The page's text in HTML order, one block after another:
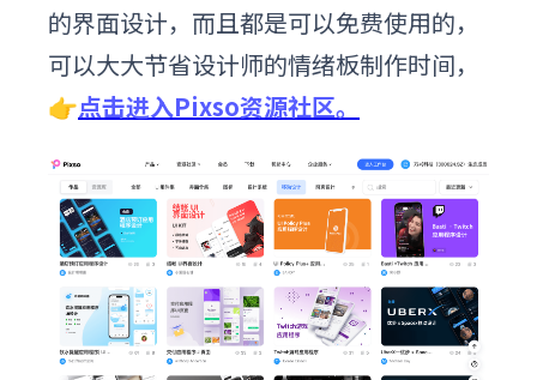
的界面设计，而且都是可以免费使用的，
可以大大节省设计师的情绪板制作时间，
👉点击进入Pixso资源社区。